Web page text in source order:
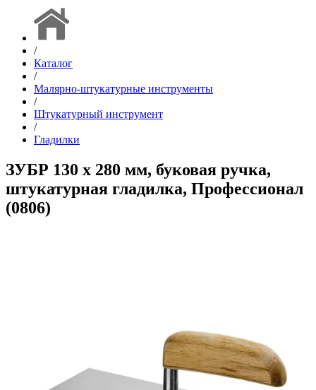
/
Каталог
/
Малярно-штукатурные инструменты
/
Штукатурный инструмент
/
Гладилки
ЗУБР 130 х 280 мм, буковая ручка,
штукатурная гладилка, Профессионал
(0806)